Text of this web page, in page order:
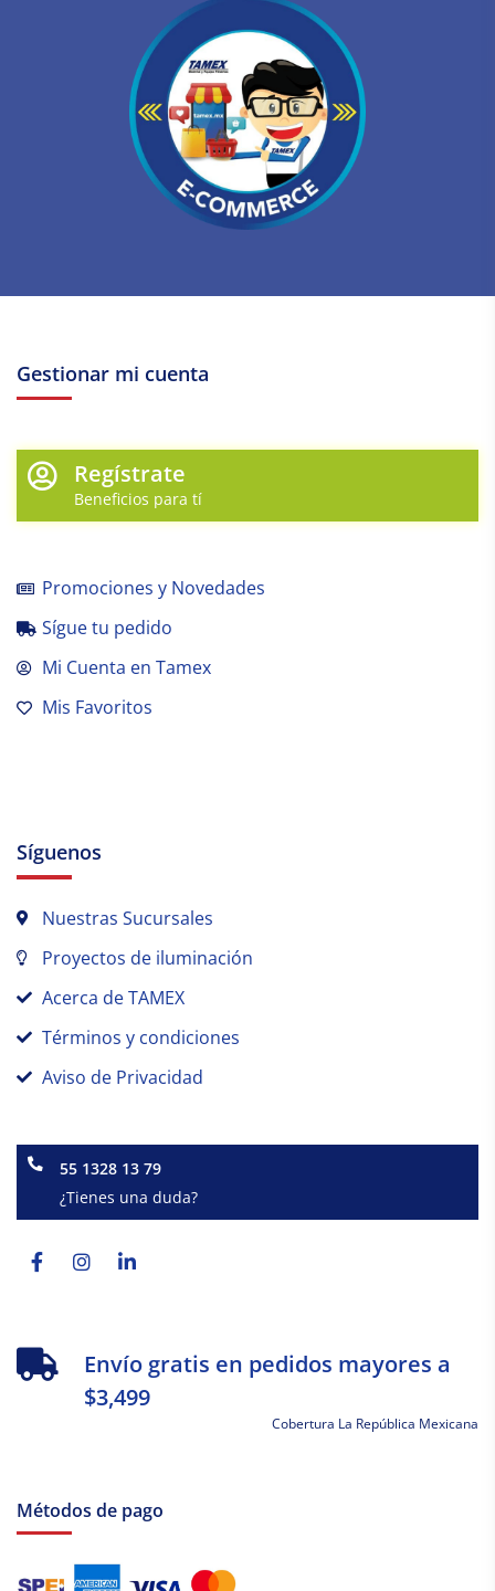
Gestionar mi cuenta
Regístrate
Beneficios para tí
Promociones y Novedades
Sígue tu pedido
Mi Cuenta en Tamex
Mis Favoritos
Síguenos
Nuestras Sucursales
Proyectos de iluminación
Acerca de TAMEX
Términos y condiciones
Aviso de Privacidad
55 1328 13 79
¿Tienes una duda?
f
Envío gratis en pedidos mayores a
$3,499
Cobertura La República Mexicana
Métodos de pago